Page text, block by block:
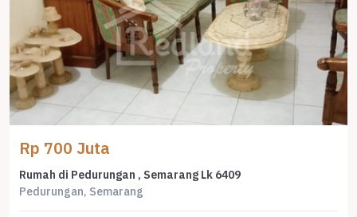
Rp 700 Juta
Rumah di Pedurungan , Semarang Lk 6409
Pedurungan, Semarang